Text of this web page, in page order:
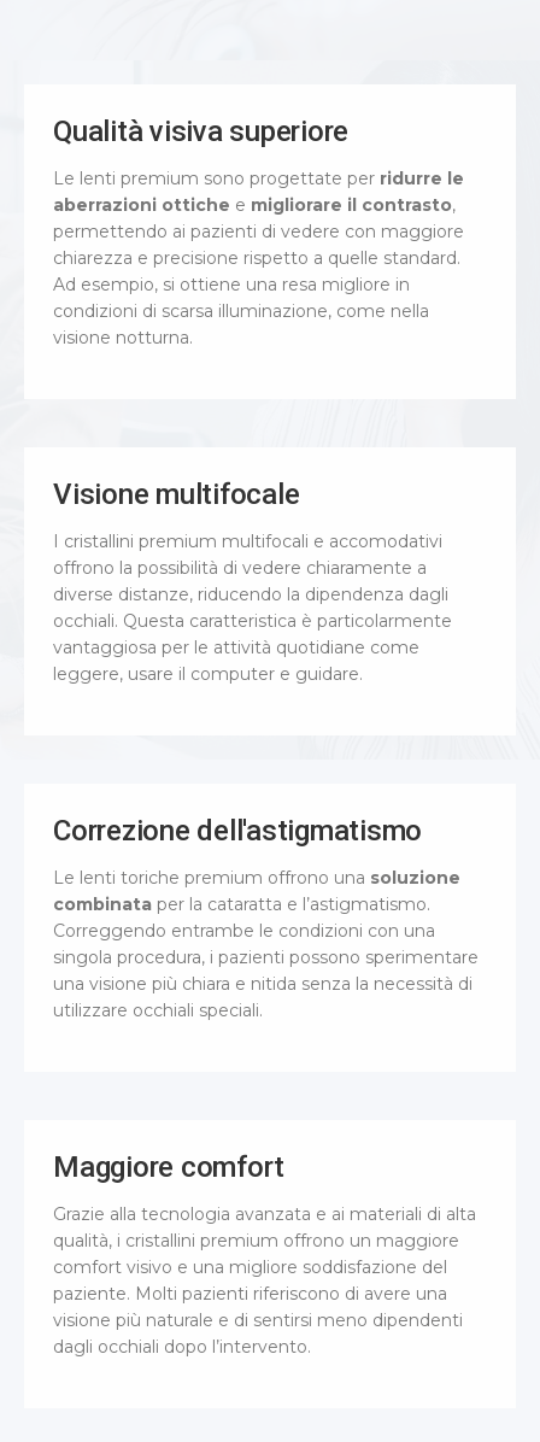
Qualità visiva superiore
Le lenti premium sono progettate per ridurre le
aberrazioni ottiche e migliorare il contrasto,
permettendo ai pazienti di vedere con maggiore
chiarezza e precisione rispetto a quelle standard.
Ad esempio, si ottiene una resa migliore in
condizioni di scarsa illuminazione, come nella
visione notturna.
Visione multifocale
I cristallini premium multifocali e accomodativi
offrono la possibilità di vedere chiaramente a
diverse distanze, riducendo la dipendenza dagli
occhiali. Questa caratteristica è particolarmente
vantaggiosa per le attività quotidiane come
leggere, usare il computer e guidare.
Correzione dell'astigmatismo
Le lenti toriche premium offrono una soluzione
combinata per la cataratta e l’astigmatismo.
Correggendo entrambe le condizioni con una
singola procedura, i pazienti possono sperimentare
una visione più chiara e nitida senza la necessità di
utilizzare occhiali speciali.
Maggiore comfort
Grazie alla tecnologia avanzata e ai materiali di alta
qualità, i cristallini premium offrono un maggiore
comfort visivo e una migliore soddisfazione del
paziente. Molti pazienti riferiscono di avere una
visione più naturale e di sentirsi meno dipendenti
dagli occhiali dopo l’intervento.